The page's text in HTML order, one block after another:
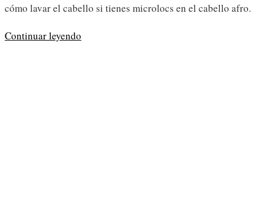
cómo lavar el cabello si tienes microlocs en el cabello afro.
Continuar leyendo